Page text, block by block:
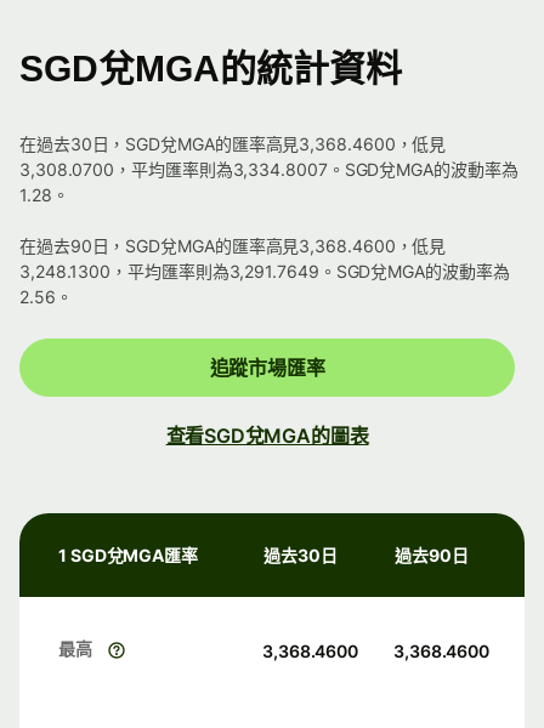
SGD兌MGA的統計資料
在過去30日，SGD兌MGA的匯率高見3,368.4600，低見
3,308.0700，平均匯率則為3,334.8007。SGD兌MGA的波動率為
1.28。
在過去90日，SGD兌MGA的匯率高見3,368.4600，低見
3,248.1300，平均匯率則為3,291.7649。SGD兌MGA的波動率為
2.56。
追蹤市場匯率
查看SGD兌MGA的圖表
1 SGD兌MGA匯率 過去30日 過去90日
最高 3,368.4600 3,368.4600